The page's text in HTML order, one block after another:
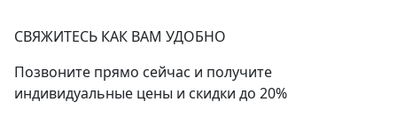
СВЯЖИТЕСЬ КАК ВАМ УДОБНО
Позвоните прямо сейчас и получите
индивидуальные цены и скидки до 20%